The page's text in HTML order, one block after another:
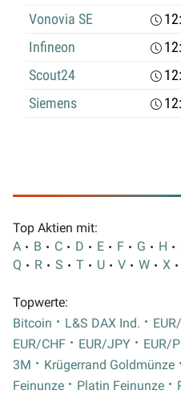
Vonovia SE
Infineon
Scout24
Siemens
Top Aktien mit:
A
B C D E F G H
Q
R S T U V W X
Topwerte:
Bitcoin
L&S DAX Ind.
EUR/CHF
EUR/JPY EUR/
3M
Krügerrand Goldmünze
Feinunze
Platin Feinunze